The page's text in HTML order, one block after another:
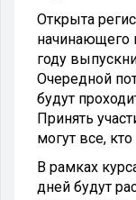
Открыта
начинающего
году
Очередной
будут
Принять
могут все,
В рамках
дней будут